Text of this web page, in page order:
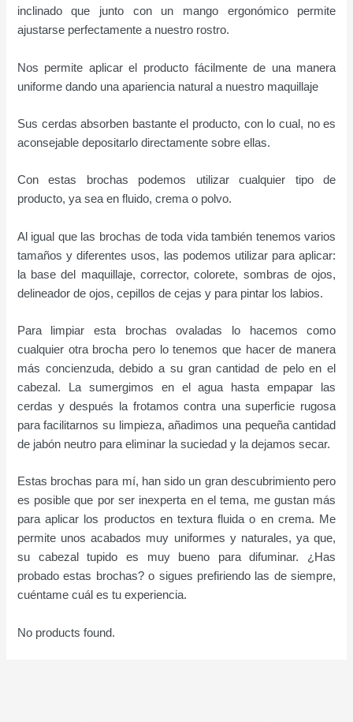
inclinado que junto con un mango ergonómico permite
ajustarse perfectamente a nuestro rostro.
Nos permite aplicar el producto fácilmente de una manera
uniforme dando una apariencia natural a nuestro maquillaje
Sus cerdas absorben bastante el producto, con lo cual, no es
aconsejable depositarlo directamente sobre ellas.
Con estas brochas podemos utilizar cualquier tipo de
producto, ya sea en fluido, crema o polvo.
Al igual que las brochas de toda vida también tenemos varios
tamaños y diferentes usos, las podemos utilizar para aplicar:
la base del maquillaje, corrector, colorete, sombras de ojos,
delineador de ojos, cepillos de cejas y para pintar los labios.
Para limpiar esta brochas ovaladas lo hacemos como
cualquier otra brocha pero lo tenemos que hacer de manera
más concienzuda, debido a su gran cantidad de pelo en el
cabezal. La sumergimos en el agua hasta empapar las
cerdas y después la frotamos contra una superficie rugosa
para facilitarnos su limpieza, añadimos una pequeña cantidad
de jabón neutro para eliminar la suciedad y la dejamos secar.
Estas brochas para mí, han sido un gran descubrimiento pero
es posible que por ser inexperta en el tema, me gustan más
para aplicar los productos en textura fluida o en crema. Me
permite unos acabados muy uniformes y naturales, ya que,
su cabezal tupido es muy bueno para difuminar. ¿Has
probado estas brochas? o sigues prefiriendo las de siempre,
cuéntame cuál es tu experiencia.
No products found.